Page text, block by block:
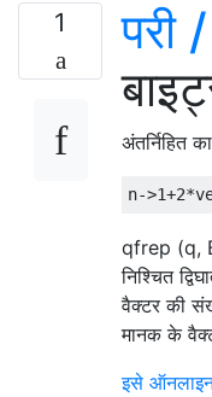
1 परी
अंतर्निहित
qfrep (q,
निश्चित
वैक्टर की
मानक के
इसे